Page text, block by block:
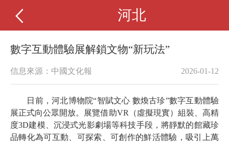
河北
數字互動體驗展解鎖文物“新玩法”
信息來源：中國文化報 2026-01-12
日前，河北博物院“智賦文心 數煥古珍”數字互動體驗
展正式向公眾開放。展覽借助VR（虛擬現實）組裝、高精
度3D建模、沉浸式光影劇場等科技手段，將靜默的館藏珍
品轉化為可互動、可探索、可創作的鮮活體驗，吸引上萬